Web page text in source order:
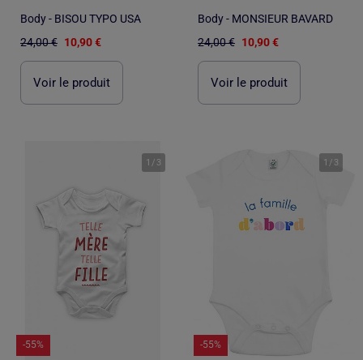
Body - BISOU TYPO USA
24,00 € 10,90 €
Voir le produit
Body - MONSIEUR BAVARD
24,00 € 10,90 €
Voir le produit
1 / 3
-55%
1 / 3
-55%